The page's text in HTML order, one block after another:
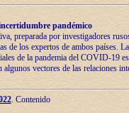
pandémico
preparada por investigadores
de los expertos de ambos países.
de la pandemia del COVID-19
vectores de las relaciones
. Contenido